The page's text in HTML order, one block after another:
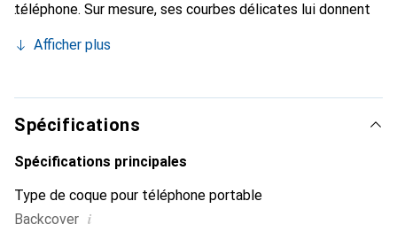
téléphone. Sur mesure, ses courbes délicates lui donnent
chic et indispensable pour votre smartphone. Reconnaître
marque Noreve est un choix fiable pour une clientèle
exigeante.
Afficher plus
Spécifications
Spécifications principales
Type de coque pour téléphone portable
Backcover i